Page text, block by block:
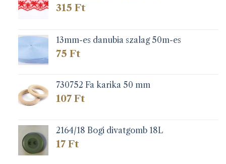
315 Ft
13mm-es danubia szalag 50m-es
75 Ft
730752 Fa karika 50 mm
107 Ft
2164/18 Bogi divatgomb 18L
17 Ft